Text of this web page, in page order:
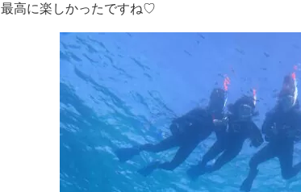
最高に楽しかったですね♡